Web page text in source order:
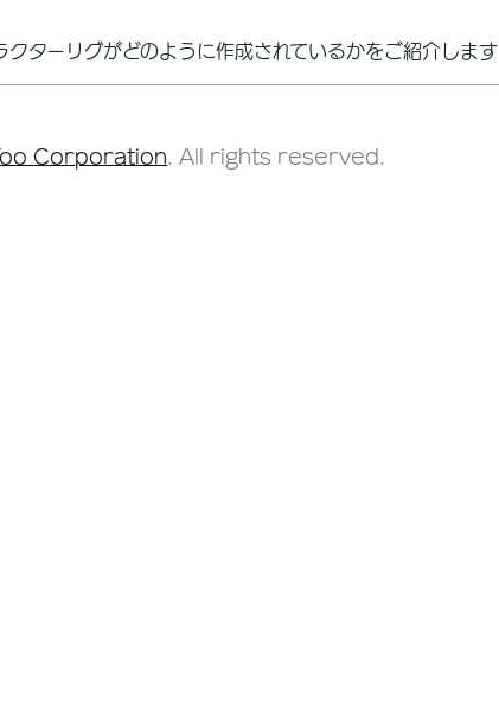
ターリグがどのように作成されているかをご紹介します
Corporation . All rights reserved.